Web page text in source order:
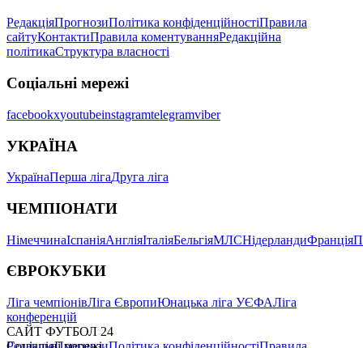
РедакціяПрогнозиПолітика конфіденційностіПравила
сайтуКонтактиПравила коментуванняРедакційна
політикаСтруктура власності
Соціальні мережі
facebookxyoutubeinstagramtelegramviber
УКРАЇНА
УкраїнаПерша лігаДруга ліга
ЧЕМПІОНАТИ
НімеччинаІспаніяАнгліяІталіяБельгіяМЛСНідерландиФранція
ЄВРОКУБКИ
Ліга чемпіонівЛіга ЄвропиЮнацька ліга УЄФАЛіга
конференцій
САЙТ ФУТБОЛ 24